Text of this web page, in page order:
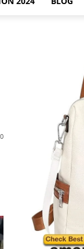
0